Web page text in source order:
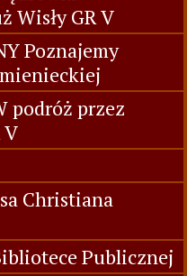
Wisły GR V
Poznajemy
podróż przez
V
Christiana
Publicznej